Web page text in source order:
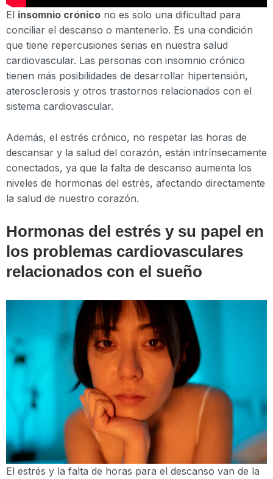
El insomnio crónico no es solo una dificultad para
conciliar el descanso o mantenerlo. Es una condición
que tiene repercusiones serias en nuestra salud
cardiovascular. Las personas con insomnio crónico
tienen más posibilidades de desarrollar hipertensión,
aterosclerosis y otros trastornos relacionados con el
sistema cardiovascular.
Además, el estrés crónico, no respetar las horas de
descansar y la salud del corazón, están intrínsecamente
conectados, ya que la falta de descanso aumenta los
niveles de hormonas del estrés, afectando directamente
la salud de nuestro corazón.
Hormonas del estrés y su papel en
los problemas cardiovasculares
relacionados con el sueño
El estrés y la falta de horas para el descanso van de la